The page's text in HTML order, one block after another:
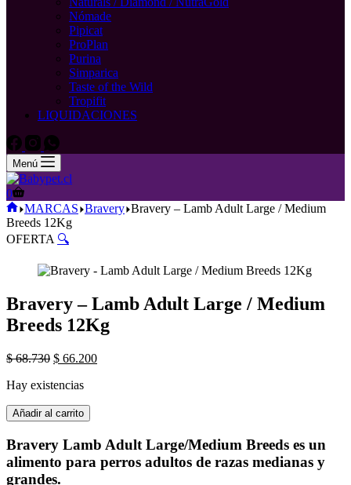
Nómade
Pipicat
ProPlan
Purina
Simparica
Taste of the Wild
Tropifit
LIQUIDACIONES
Menú
Carro
de
compra
0
Inicio
MARCAS Bravery Bravery – Lamb Adult Large / Medium
Breeds 12Kg
OFERTA 🔍
Bravery – Lamb Adult Large / Medium
Breeds 12Kg
$68.730 El
original
$ 68.730.
$ 66.200El
Hay existencias
Bravery
-
Lamb
Adult
Large
/
Añadir al carrito
Bravery Lamb Adult Large/Medium Breeds es un
alimento para perros adultos de razas medianas y
grandes.